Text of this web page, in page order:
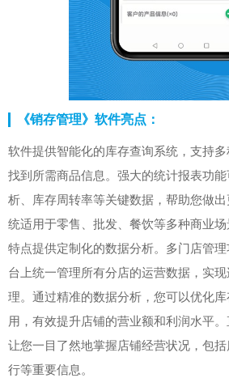
《销存管理》软件亮点：
软件提供智能化的库存查询系统，支持
找到所需商品信息。强大的统计报表功
析、库存周转率等关键数据，帮助您做
统适用于零售、批发、餐饮等多种商业
特点提供定制化的数据分析。多门店管
台上统一管理所有分店的运营数据，实
理。通过精准的数据分析，您可以优化
用，有效提升店铺的营业额和利润水平
让您一目了然地掌握店铺经营状况，包
行等重要信息。